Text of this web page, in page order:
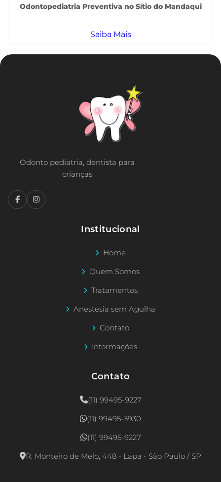
Odontopediatria Preventiva no Sítio do Mandaqui
Saiba Mais
Odonto pediatria, dentista para
crianças
Institucional
Home
Quem Somos
Tratamentos
Anestesia sem Agulha
Contato
Informações
Contato
(11) 99495-9227
(11) 99495-3930
(11) 99495-9227
R. Monteiro de Melo, 448 - Lapa - São Paulo / SP